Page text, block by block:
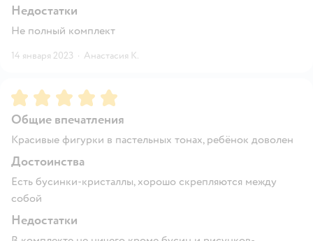
Недостатки
Не полный комплект
14 января 2023 · Анастасия К.
Рейтинг:5
Общие впечатления
Красивые фигурки в пастельных тонах, ребёнок доволен
Достоинства
Есть бусинки-кристаллы, хорошо скрепляются между
собой
Недостатки